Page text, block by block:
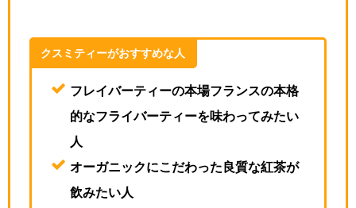
クスミティーがおすすめな人
フレイバーティーの本場フランスの本格
的なフライバーティーを味わってみたい
人
オーガニックにこだわった良質な紅茶が
飲みたい人